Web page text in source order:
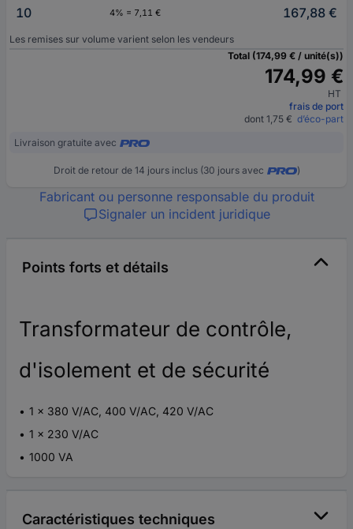
10
4% = 7,11 € 167,88 €
Les remises sur volume varient selon les vendeurs
Total (174,99 € / unité(s))
174,99 €
HT
frais de port
dont 1,75 € d’éco-part
Livraison gratuite avec
Droit de retour de 14 jours inclus (30 jours avec )
Fabricant ou personne responsable du produit
Signaler un incident juridique
Points forts et détails
Transformateur de contrôle,
d'isolement et de sécurité
1 x 380 V/AC, 400 V/AC, 420 V/AC
1 x 230 V/AC
1000 VA
Caractéristiques techniques